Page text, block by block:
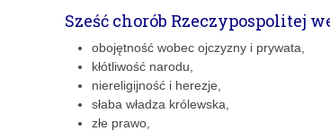
Sześć chorób Rzeczypospolitej
obojętność wobec ojczyzny i prywata,
kłótliwość narodu,
niereligijność i herezje,
słaba władza królewska,
złe prawo,